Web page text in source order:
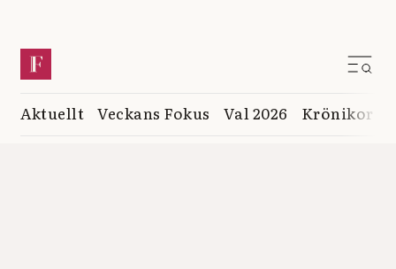
Aktuellt Veckans Fokus Val 2026 Krönikor